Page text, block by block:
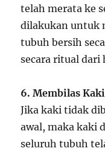
telah merata ke
dilakukan untuk
tubuh bersih
secara ritual dari
6. Membilas Kaki
Jika kaki tidak
awal, maka kaki
seluruh tubuh